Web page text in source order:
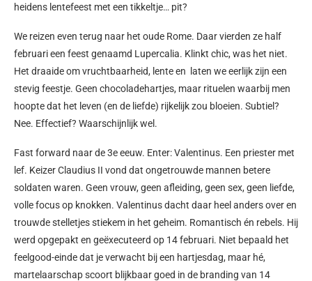
heidens lentefeest met een tikkeltje… pit?
We reizen even terug naar het oude Rome. Daar vierden ze half
februari een feest genaamd Lupercalia. Klinkt chic, was het niet.
Het draaide om vruchtbaarheid, lente en laten we eerlijk zijn een
stevig feestje. Geen chocoladehartjes, maar rituelen waarbij men
hoopte dat het leven (en de liefde) rijkelijk zou bloeien. Subtiel?
Nee. Effectief? Waarschijnlijk wel.
Fast forward naar de 3e eeuw. Enter: Valentinus. Een priester met
lef. Keizer Claudius II vond dat ongetrouwde mannen betere
soldaten waren. Geen vrouw, geen afleiding, geen sex, geen liefde,
volle focus op knokken. Valentinus dacht daar heel anders over en
trouwde stelletjes stiekem in het geheim. Romantisch én rebels. Hij
werd opgepakt en geëxecuteerd op 14 februari. Niet bepaald het
feelgood-einde dat je verwacht bij een hartjesdag, maar hé,
martelaarschap scoort blijkbaar goed in de branding van 14